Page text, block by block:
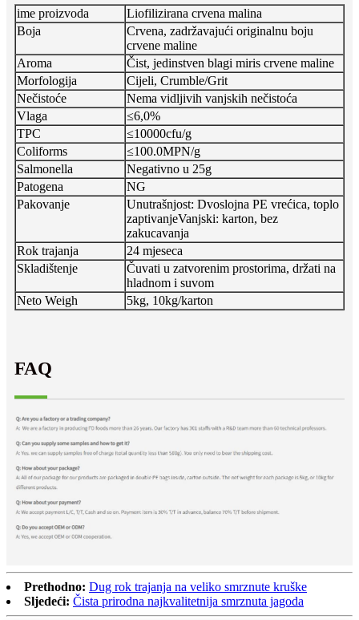
ime proizvoda
Liofilizirana crvena malina
Boja
Crvena, zadržavajući originalnu boju
crvene maline
Aroma
Čist, jedinstven blagi miris crvene maline
Morfologija
Cijeli, Crumble/Grit
Nečistoće
Nema vidljivih vanjskih nečistoća
Vlaga
≤6,0%
TPC
≤10000cfu/g
Coliforms
≤100.0MPN/g
Salmonella
Negativno u 25g
Patogena
NG
Pakovanje
Unutrašnjost: Dvoslojna PE vrećica, toplo
zaptivanjeVanjski: karton, bez
zakucavanja
Rok trajanja
24 mjeseca
Skladištenje
Čuvati u zatvorenim prostorima, držati na
hladnom i suvom
Neto Weigh
5kg, 10kg/karton
FAQ
Prethodno: Dug rok trajanja na veliko smrznute kruške
Sljedeći: Čista prirodna najkvalitetnija smrznuta jagoda